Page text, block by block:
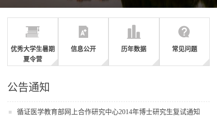
优秀大学生暑期
夏令营
信息公开 历年数据 常见问题
公告通知
循证医学教育部网上合作研究中心2014年博士研究生复试通知